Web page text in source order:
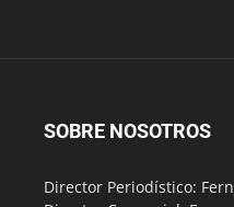
SOBRE NOSOTROS
Director Periodístico: